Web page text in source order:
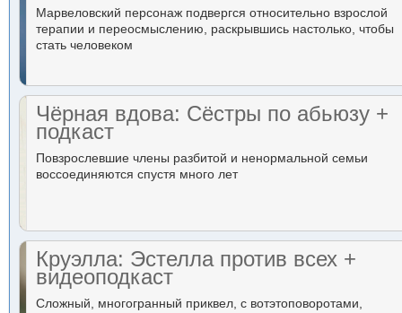
Марвеловский персонаж подвергся относительно взрослой
терапии и переосмыслению, раскрывшись настолько, чтобы
стать человеком
Чёрная вдова: Сёстры по абьюзу +
подкаст
Повзрослевшие члены разбитой и ненормальной семьи
воссоединяются спустя много лет
Круэлла: Эстелла против всех +
видеоподкаст
Сложный, многогранный приквел, с вотэтоповоротами,